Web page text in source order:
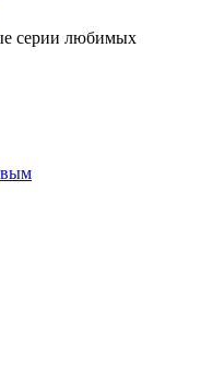
серии любимых